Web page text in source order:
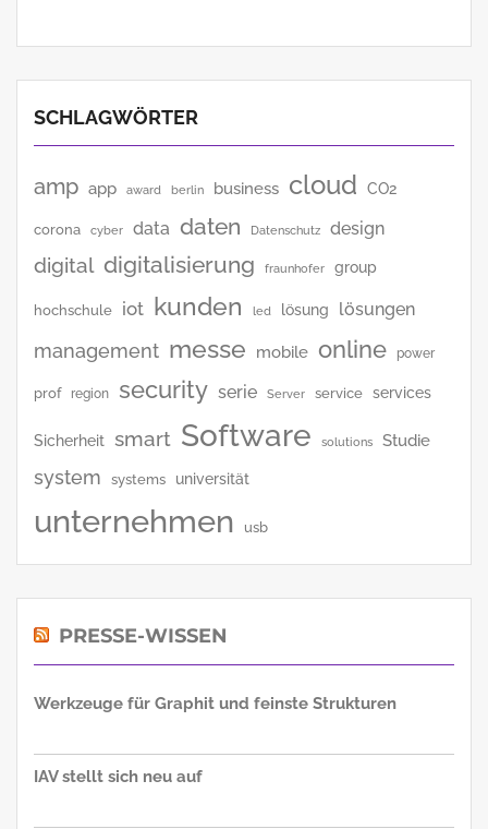
SCHLAGWÖRTER
amp app award berlin business cloud CO2
corona cyber data daten Datenschutz design
digital digitalisierung fraunhofer group
hochschule iot kunden led lösung lösungen
management messe mobile online power
prof region security serie Server service services
Sicherheit smart Software solutions Studie
system systems universität
unternehmen usb
PRESSE-WISSEN
Werkzeuge für Graphit und feinste Strukturen
IAV stellt sich neu auf